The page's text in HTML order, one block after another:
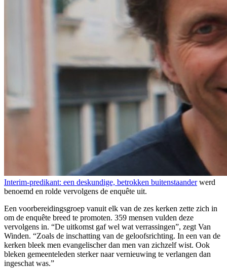
Interim-predikant: een deskundige, betrokken buitenstaanderwerd
benoemd en rolde vervolgens de enquête uit.
Een voorbereidingsgroep vanuit elk van de zes kerken zette zich in
om de enquête breed te promoten. 359 mensen vulden deze
vervolgens in. “De uitkomst gaf wel wat verrassingen”, zegt Van
Winden. “Zoals de inschatting van de geloofsrichting. In een van de
kerken bleek men evangelischer dan men van zichzelf wist. Ook
bleken gemeenteleden sterker naar vernieuwing te verlangen dan
ingeschat was.”